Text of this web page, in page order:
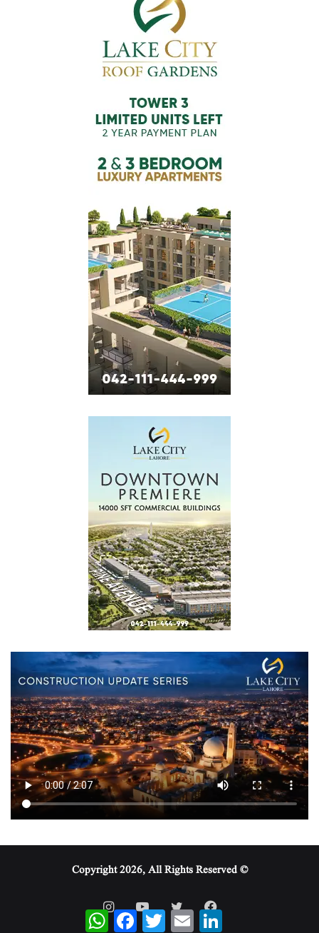
© Copyright 2026, All Rights Reserved
WhatsAppFacebookTwitterEmail
LinkedIn